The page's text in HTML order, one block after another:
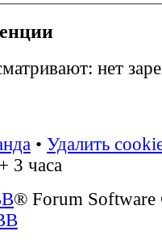
нет
• Удалить
3 часа
® Forum